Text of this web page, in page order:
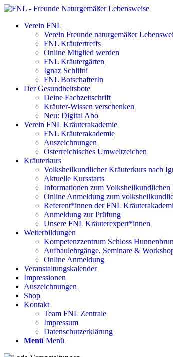
Verein FNL
Verein Freunde naturgemäßer
FNL Kräutertreffs
Online Mitglied werden
FNL Kräutergärten
Ignaz Schlifni
FNL BotschafterIn
Der Gesundheitsbote
Deine Fachzeitschrift
Kräuter-Wissen verschenken
Neu: Digital Abo
Verein FNL Kräuterakademie
FNL Kräuterakademie
Auszeichnungen
Österreichisches Umweltzeichen
Kräuterkurs
Volksheilkundlicher Kräuterkurs nach
Aktuelle Kursstarts
Informationen zum
Online Anmeldung zum
Referent*innen der FNL
Anmeldung zur Prüfung
Unsere FNL Kräuterexpert*innen
Weiterbildungen
Kompetenzzentrum Schloss
Aufbaulehrgänge, Seminare &
Online Anmeldung
Veranstaltungskalender
Impressionen
Auszeichnungen
Shop
Kontakt
Team FNL Zentrale
Impressum
Datenschutzerklärung
Menü Menü